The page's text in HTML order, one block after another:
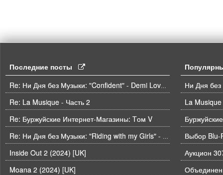
Последние посты
Re: La Musique - Часть 2
Re: Буржуйские Интернет-Магазины: Tом V
Inside Out 2 (2024) [UK]
Moana 2 (2024) [UK]
Ни Дня
La
Выбор Blu-